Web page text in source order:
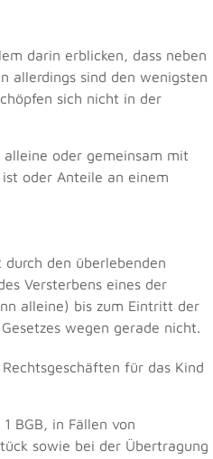
darin erblicken, dass neben
allerdings sind den wenigsten
sich nicht in der
oder gemeinsam mit
oder Anteile an einem
den überlebenden
Versterbens eines der
alleine) bis zum Eintritt der
wegen gerade nicht.
für das Kind
BGB, in Fällen von
sowie bei der Übertragung